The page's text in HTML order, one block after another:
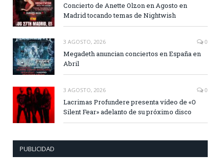
Concierto de Anette Olzon en Agosto en
Madrid tocando temas de Nightwish
3 AGOSTO, 2026 0
Megadeth anuncian conciertos en España en
Abril
3 AGOSTO, 2026 0
Lacrimas Profundere presenta vídeo de «O
Silent Fear» adelanto de su próximo disco
PUBLICIDAD